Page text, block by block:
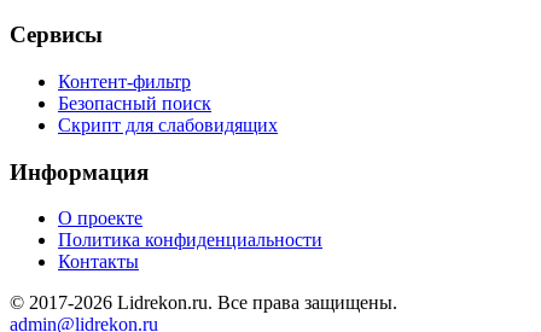
Сервисы
Контент-фильтр
Безопасный поиск
Скрипт для слабовидящих
Информация
О проекте
Политика конфиденциальности
Контакты
© 2017-2026 Lidrekon.ru. Все права защищены.
admin@lidrekon.ru